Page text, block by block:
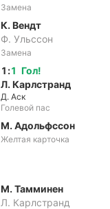
Замена
К. Вендт
Ф. Ульссон
Замена
Гол!
1 :1
Л. Карлстранд
Д. Аск
Голевой пас
М. Адольфссон
Желтая карточка
М. Тамминен
Л. Карлстранд